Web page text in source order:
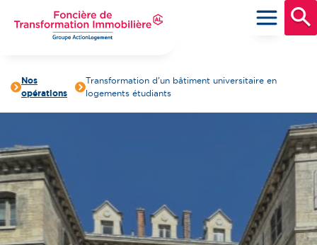
Nos
opérations
Transformation d’un bâtiment universitaire en
logements étudiants